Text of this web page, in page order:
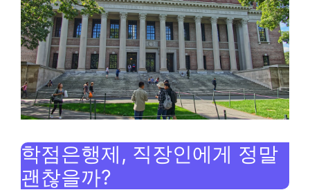
학점은행제, 직장인에게 정말
괜찮을까?